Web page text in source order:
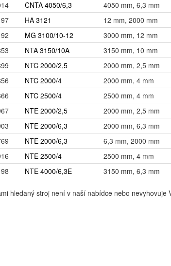
CNTA 4050/6,3 4050 mm, 6,3 mm
HA 3121 12 mm, 2000 mm
MG 3100/10-12 3000 mm, 12 mm
NTA 3150/10A 3150 mm, 10 mm
NTC 2000/2,5 2000 mm, 2,5 mm
NTC 2000/4 2000 mm, 4 mm
NTC 2500/4 2500 mm, 4 mm
NTE 2000/2,5 2000 mm, 2,5 mm
NTE 2000/6,3 2000 mm, 6,3 mm
NTE 2000/6,3 6,3 mm, 2000 mm
NTE 2500/4 2500 mm, 4 mm
NTE 4000/6,3E 3150 mm, 6,3 mm
hledaný stroj není v naší nabídce nebo nevyhovuje